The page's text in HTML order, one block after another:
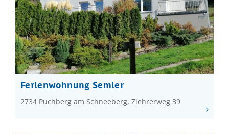
Ferienwohnung Semler
2734 Puchberg am Schneeberg, Ziehrerweg 39